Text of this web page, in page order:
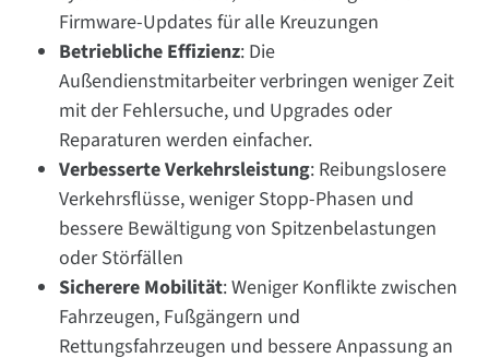
Firmware-Updates für alle Kreuzungen
Betriebliche Effizienz: Die
Außendienstmitarbeiter verbringen weniger Zeit
mit der Fehlersuche, und Upgrades oder
Reparaturen werden einfacher.
Verbesserte Verkehrsleistung: Reibungslosere
Verkehrsflüsse, weniger Stopp-Phasen und
bessere Bewältigung von Spitzenbelastungen
oder Störfällen
Sicherere Mobilität: Weniger Konflikte zwischen
Fahrzeugen, Fußgängern und
Rettungsfahrzeugen und bessere Anpassung an